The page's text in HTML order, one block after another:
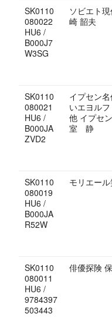
SK0110
080022
HU6 /
B000J7
W3SG
ソビエト
崎 韶夫
SK0110
080021
HU6 /
B000JA
ZVD2
イプセン
いエヨル
他 イプセ
室 静
SK0110
080019
HU6 /
B000JA
R52W
モリエー
SK0110
080011
HU6 /
9784397
503443
俳優探険